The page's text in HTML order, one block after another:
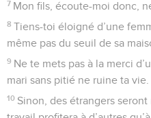
7 Mon fils, écoute-moi donc,
8 Tiens-toi éloigné d’une
même pas du seuil de sa
9 Ne te mets pas à la merci
mari sans pitié ne ruine ta vie.
10 Sinon, des étrangers